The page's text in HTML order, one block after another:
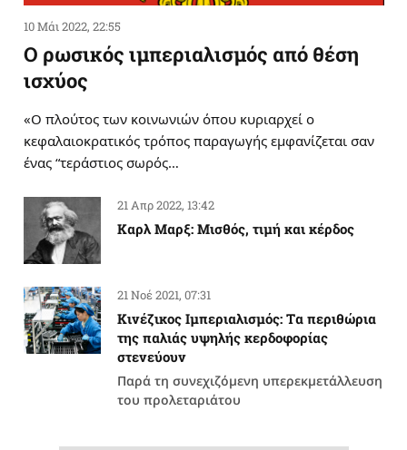
10 Μάι 2022, 22:55
Ο ρωσικός ιμπεριαλισμός από θέση
ισχύος
«Ο πλούτος των κοινωνιών όπου κυριαρχεί ο
κεφαλαιοκρατικός τρόπος παραγωγής εμφανίζεται σαν
ένας “τεράστιος σωρός…
21 Απρ 2022, 13:42
Καρλ Μαρξ: Μισθός, τιμή και κέρδος
21 Νοέ 2021, 07:31
Κινέζικος Ιμπεριαλισμός: Tα περιθώρια
της παλιάς υψηλής κερδοφορίας
στενεύουν
Παρά τη συνεχιζόμενη υπερεκμετάλλευση
του προλεταριάτου